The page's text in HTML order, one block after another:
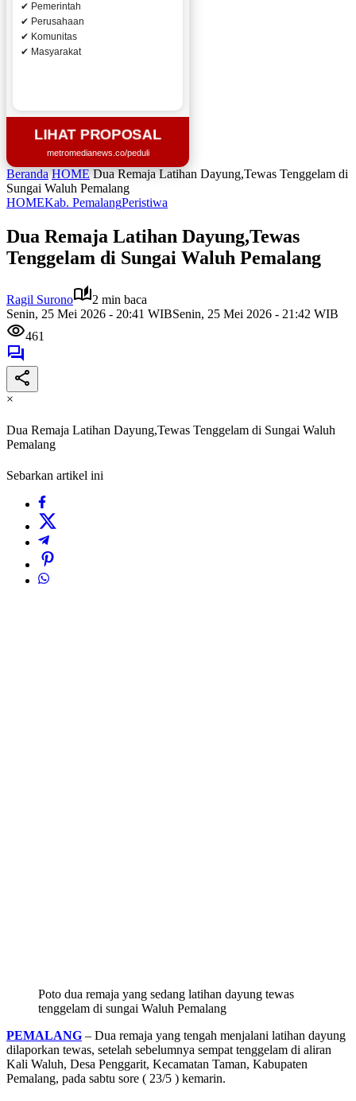
✔ Pemerintah
✔ Perusahaan
✔ Komunitas
✔ Masyarakat
LIHAT PROPOSAL
metromedianews.co/peduli
Beranda HOME Dua Remaja Latihan Dayung,Tewas Tenggelam di
Sungai Waluh Pemalang
HOMEKab. PemalangPeristiwa
Dua Remaja Latihan Dayung,Tewas
Tenggelam di Sungai Waluh Pemalang
Ragil Surono
2 min baca
Senin, 25 Mei 2026 - 20:41 WIBSenin, 25 Mei 2026 - 21:42 WIB
461
×
Dua Remaja Latihan Dayung,Tewas Tenggelam di Sungai Waluh
Pemalang
Sebarkan artikel ini
Poto dua remaja yang sedang latihan dayung tewas
tenggelam di sungai Waluh Pemalang
PEMALANG – Dua remaja yang tengah menjalani latihan dayung
dilaporkan tewas, setelah sebelumnya sempat tenggelam di aliran
Kali Waluh, Desa Penggarit, Kecamatan Taman, Kabupaten
Pemalang, pada sabtu sore ( 23/5 ) kemarin.